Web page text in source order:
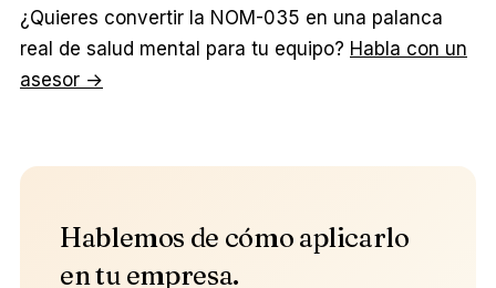
¿Quieres convertir la NOM-035 en una palanca
real de salud mental para tu equipo? Habla con un
asesor →
Hablemos de cómo aplicarlo
en tu empresa.